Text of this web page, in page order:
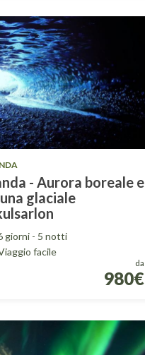
- Aurora boreale e
glaciale
giorni - 5 notti
facile
da
980€